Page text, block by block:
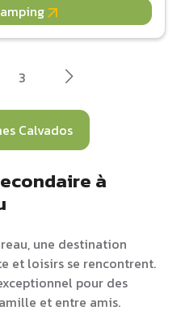
3
Calvados
à
une destination
et loisirs se rencontrent.
pour des
et entre amis.